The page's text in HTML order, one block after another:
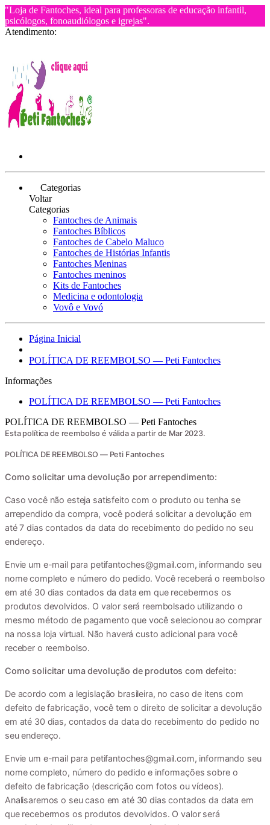
"Loja de Fantoches, ideal para professoras de educação infantil,
psicólogos, fonoaudiólogos e igrejas".
Atendimento:
Categorias
Voltar
Categorias
Fantoches de Animais
Fantoches Bíblicos
Fantoches de Cabelo Maluco
Fantoches de Histórias Infantis
Fantoches Meninas
Fantoches meninos
Kits de Fantoches
Medicina e odontologia
Vovô e Vovó
Página Inicial
POLÍTICA DE REEMBOLSO — Peti Fantoches
Informações
POLÍTICA DE REEMBOLSO — Peti Fantoches
POLÍTICA DE REEMBOLSO — Peti Fantoches
Esta política de reembolso é válida a partir de Mar 2023.
POLÍTICA DE REEMBOLSO — Peti Fantoches
Como solicitar uma devolução por arrependimento:
Caso você não esteja satisfeito com o produto ou tenha se
arrependido da compra, você poderá solicitar a devolução em
até 7 dias contados da data do recebimento do pedido no seu
endereço.
Envie um e-mail para petifantoches@gmail.com, informando seu
nome completo e número do pedido. Você receberá o reembolso
em até 30 dias contados da data em que recebermos os
produtos devolvidos. O valor será reembolsado utilizando o
mesmo método de pagamento que você selecionou ao comprar
na nossa loja virtual. Não haverá custo adicional para você
receber o reembolso.
Como solicitar uma devolução de produtos com defeito:
De acordo com a legislação brasileira, no caso de itens com
defeito de fabricação, você tem o direito de solicitar a devolução
em até 30 dias, contados da data do recebimento do pedido no
seu endereço.
Envie um e-mail para petifantoches@gmail.com, informando seu
nome completo, número do pedido e informações sobre o
defeito de fabricação (descrição com fotos ou vídeos).
Analisaremos o seu caso em até 30 dias contados da data em
que recebermos os produtos devolvidos. O valor será